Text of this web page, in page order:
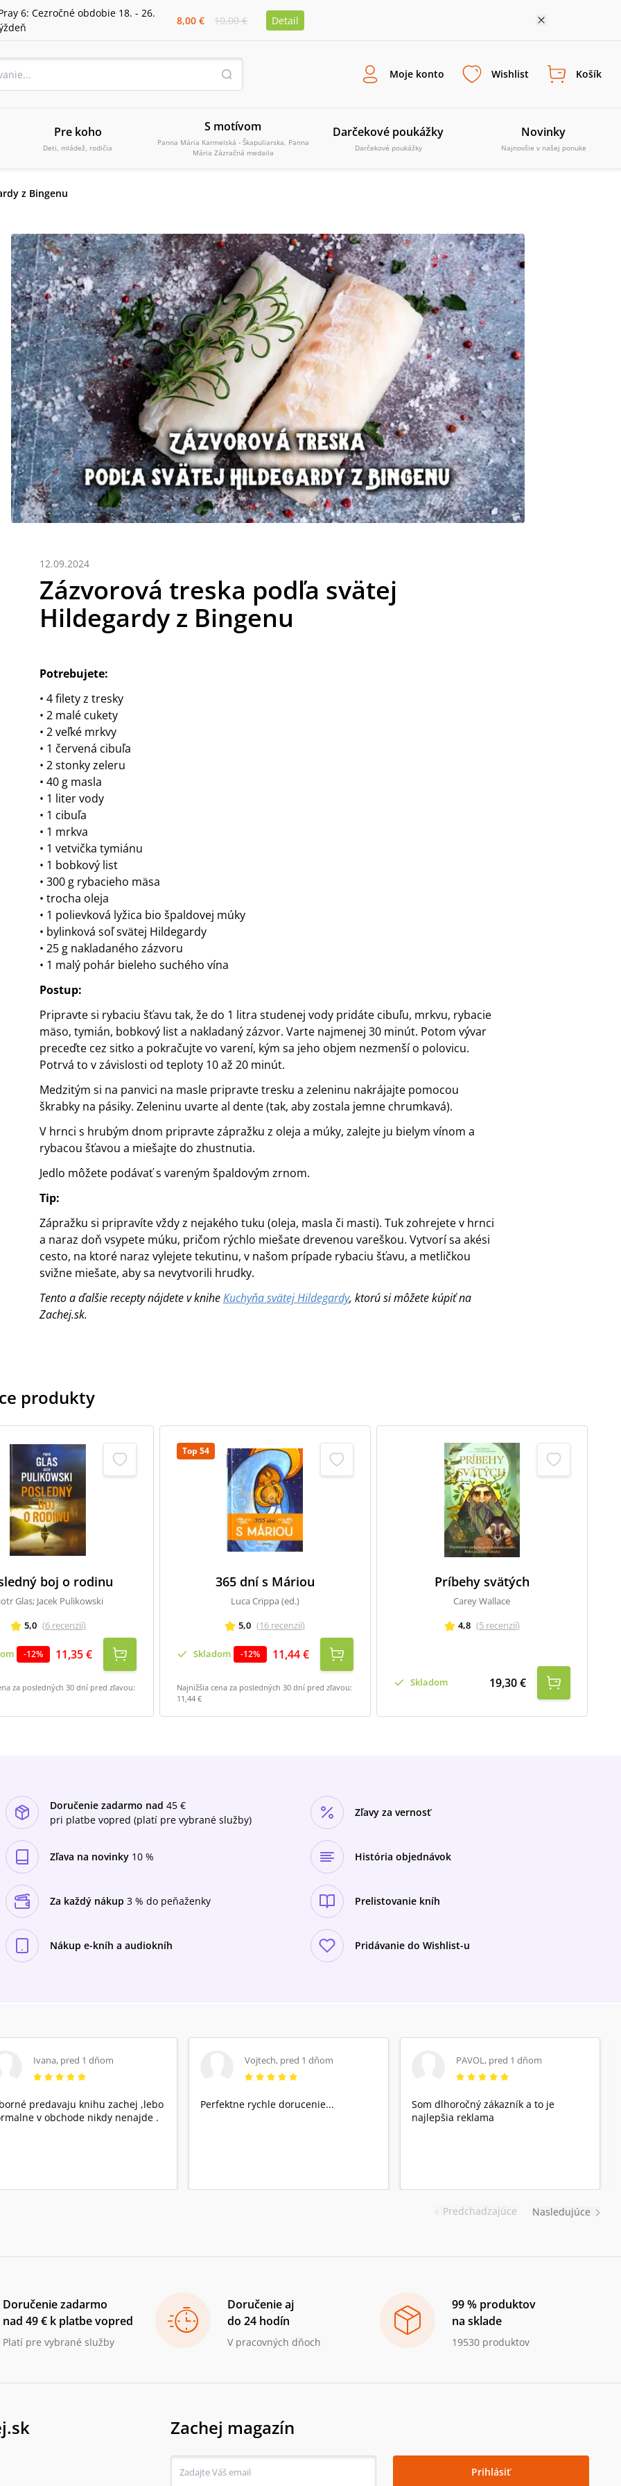
6: Cezročné obdobie 18. - 26.
8,00 € 10,00 € Detail
Moje konto Wishlist Košík
Pre koho
Deti, mládež, rodičia
S motívom
Panna Mária Karmelská - Škapuliarska, Panna
Mária Zázračná medaila
Darčekové poukážky
Darčekové poukážky
Novinky
Najnovšie v našej ponuke
z Bingenu
12.09.2024
Zázvorová treska podľa svätej
Hildegardy z Bingenu
Potrebujete:
• 4 filety z tresky
• 2 malé cukety
• 2 veľké mrkvy
• 1 červená cibuľa
• 2 stonky zeleru
• 40 g masla
• 1 liter vody
• 1 cibuľa
• 1 mrkva
• 1 vetvička tymiánu
• 1 bobkový list
• 300 g rybacieho mäsa
• trocha oleja
• 1 polievková lyžica bio špaldovej múky
• bylinková soľ svätej Hildegardy
• 25 g nakladaného zázvoru
• 1 malý pohár bieleho suchého vína
Postup:
Pripravte si rybaciu šťavu tak, že do 1 litra studenej vody pridáte cibuľu, mrkvu, rybacie
mäso, tymián, bobkový list a nakladaný zázvor. Varte najmenej 30 minút. Potom vývar
preceďte cez sitko a pokračujte vo varení, kým sa jeho objem nezmenší o polovicu.
Potrvá to v závislosti od teploty 10 až 20 minút.
Medzitým si na panvici na masle pripravte tresku a zeleninu nakrájajte pomocou
škrabky na pásiky. Zeleninu uvarte al dente (tak, aby zostala jemne chrumkavá).
V hrnci s hrubým dnom pripravte zápražku z oleja a múky, zalejte ju bielym vínom a
rybacou šťavou a miešajte do zhustnutia.
Jedlo môžete podávať s vareným špaldovým zrnom.
Tip:
Zápražku si pripravíte vždy z nejakého tuku (oleja, masla či masti). Tuk zohrejete v hrnci
a naraz doň vsypete múku, pričom rýchlo miešate drevenou vareškou. Vytvorí sa akési
cesto, na ktoré naraz vylejete tekutinu, v našom prípade rybaciu šťavu, a metličkou
svižne miešate, aby sa nevytvorili hrudky.
Tento a ďalšie recepty nájdete v kniheKuchyňa svätej Hildegardy, ktorú si môžete kúpiť na
Zachej.sk.
produkty
boj o rodinu
Glas; Jacek Pulikowski
5,0 (6 recenzií)
-12% 11,35 €
za posledných 30 dní pred zľavou:
Top 54
365 dní s Máriou
Luca Crippa (ed.)
5,0 (16 recenzií)
Skladom -12% 11,44 €
Najnižšia cena za posledných 30 dní pred zľavou:
11,44 €
Príbehy svätých
Carey Wallace
4,8 (5 recenzií)
Skladom 19,30 €
Doručenie zadarmo nad 45 €
pri platbe vopred (platí pre vybrané služby)
Zľavy za vernosť
Zľava na novinky 10 % História objednávok
Za každý nákup 3 % do peňaženky Prelistovanie kníh
Nákup e-kníh a audiokníh Pridávanie do Wishlist-u
Predchadzajúce
Ivana, pred 1 dňom
predavaju knihu zachej ,lebo
v obchode nikdy nenajde .
Vojtech, pred 1 dňom
Perfektne rychle dorucenie...
PAVOL , pred 1 dňom
Som dlhoročný zákazník a to je
najlepšia reklama
Nasledujúce
Doručenie zadarmo
nad 49 € k platbe vopred
Platí pre vybrané služby
Doručenie aj
do 24 hodín
V pracovných dňoch
99 % produktov
na sklade
19530 produktov
Zachej magazín
Prihlásiť